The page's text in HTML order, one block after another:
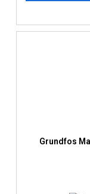
Grundfos